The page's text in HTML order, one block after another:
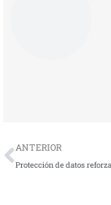
Ant
ANTERIOR